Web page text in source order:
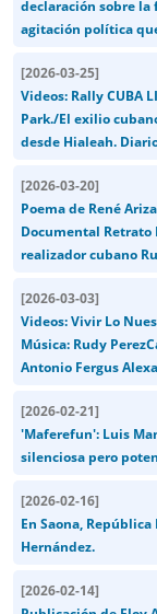
declaración sobre la
agitación política
[2026-03-25]
Videos: Rally CUBA
Park./El exilio
desde Hialeah.
[2026-03-20]
Poema de René
Documental Retrato
realizador cubano
[2026-03-03]
Videos: Vivir Lo
Música: Rudy
Antonio Fergus
[2026-02-21]
'Maferefun': Luis
silenciosa pero
[2026-02-16]
En Saona,
Hernández.
[2026-02-14]